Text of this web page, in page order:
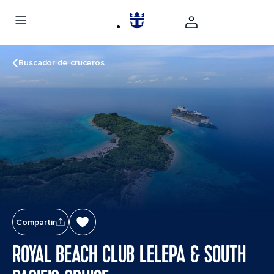
Buscador de cruceros
Compartir
ROYAL BEACH CLUB LELEPA & SOUTH